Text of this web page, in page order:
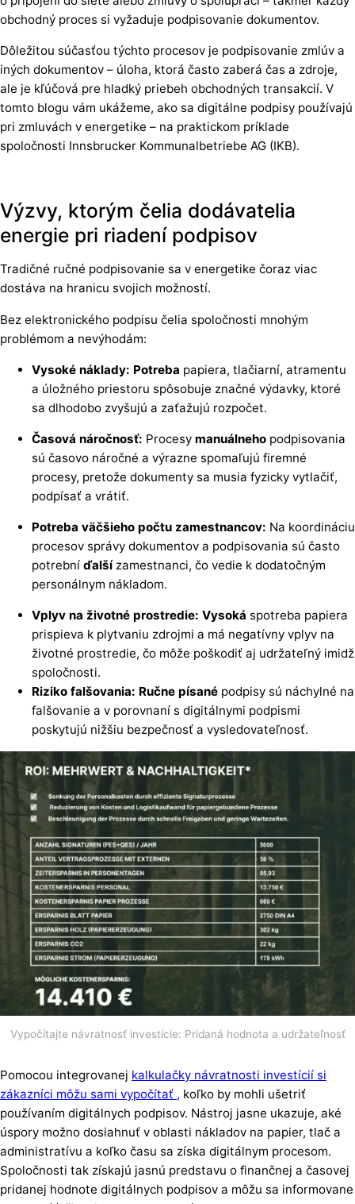
obchodný proces si vyžaduje podpisovanie dokumentov.
Dôležitou súčasťou týchto procesov je podpisovanie zmlúv a
iných dokumentov – úloha, ktorá často zaberá čas a zdroje,
ale je kľúčová pre hladký priebeh obchodných transakcií. V
tomto blogu vám ukážeme, ako sa digitálne podpisy používajú
pri zmluvách v energetike – na praktickom príklade
spoločnosti Innsbrucker Kommunalbetriebe AG (IKB).
Výzvy, ktorým čelia dodávatelia
energie pri riadení podpisov
Tradičné ručné podpisovanie sa v energetike čoraz viac
dostáva na hranicu svojich možností.
Bez elektronického podpisu čelia spoločnosti mnohým
problémom a nevýhodám:
Vysoké náklady: Potreba papiera, tlačiarní, atramentu
a úložného priestoru spôsobuje značné výdavky, ktoré
sa dlhodobo zvyšujú a zaťažujú rozpočet.
Časová náročnosť: Procesy manuálneho podpisovania
sú časovo náročné a výrazne spomaľujú firemné
procesy, pretože dokumenty sa musia fyzicky vytlačiť,
podpísať a vrátiť.
Potreba väčšieho počtu zamestnancov: Na koordináciu
procesov správy dokumentov a podpisovania sú často
potrební ďalšízamestnanci, čo vedie k dodatočným
personálnym nákladom.
Vplyv na životné prostredie: Vysoká spotreba papiera
prispieva k plytvaniu zdrojmi a má negatívny vplyv na
životné prostredie, čo môže poškodiť aj udržateľný imidž
spoločnosti.
Riziko falšovania: Ručne písané podpisy sú náchylné na
falšovanie a v porovnaní s digitálnymi podpismi
poskytujú nižšiu bezpečnosť a vysledovateľnosť.
Vypočítajte návratnosť investície: Pridaná hodnota a udržateľnosť
Pomocou integrovanej kalkulačky návratnosti investícií si
zákazníci môžu sami vypočítať , koľko by mohli ušetriť
používaním digitálnych podpisov. Nástroj jasne ukazuje, aké
úspory možno dosiahnuť v oblasti nákladov na papier, tlač a
administratívu a koľko času sa získa digitálnym procesom.
Spoločnosti tak získajú jasnú predstavu o finančnej a časovej
pridanej hodnote digitálnych podpisov a môžu sa informovane